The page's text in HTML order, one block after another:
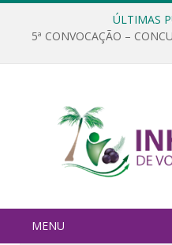
ÚLTIMAS
5ª CONVOCAÇÃO –
MENU